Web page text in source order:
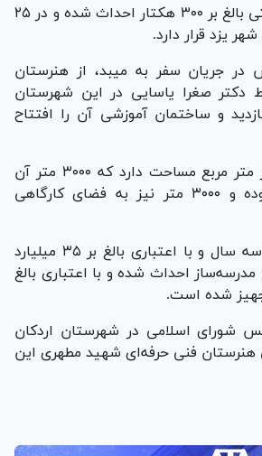
این کارخانه در مساحتی بالغ بر ۳۰۰ هکتار احداث شده و در ۲۵
یزد قرار دارد.
در جریان سفر به میبد، از هنرستان
دکتر صغرا یاسایی در این شهرستان
و ساختمان آموزشی آن را افتتاح
این هنرستان ۱۰ هزار متر مربع مساحت دارد که ۳۰۰۰ متر آن
ساختمان آموزشی بوده و ۳۰۰۰ متر نیز به فضای کارگاهی
هنرستان مذکور طی سه سال و با اعتباری بالغ بر ۳۵ میلیارد
احداث شده و با اعتباری بالغ
شورای اسلامی در شهرستان اردکان
هنرستان فنی حرفه‌ای شهید مطهری این